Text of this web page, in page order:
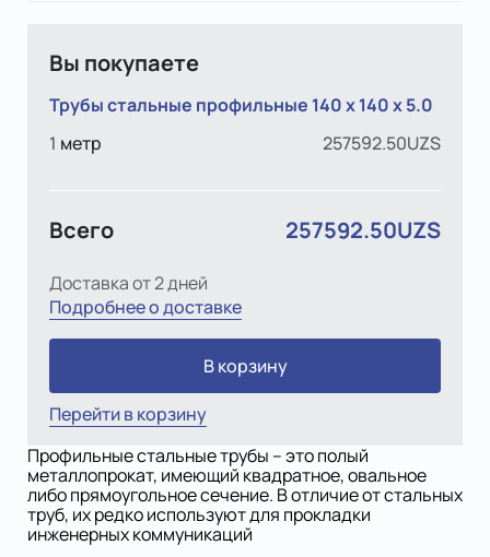
Вы покупаете
Трубы стальные профильные 140 х 140 х 5.0
1 метр 257592.50UZS
Всего 257592.50UZS
Доставка от 2 дней
Подробнее о доставке
В корзину
Перейти в корзину
Профильные стальные трубы – это полый
металлопрокат, имеющий квадратное, овальное
либо прямоугольное сечение. В отличие от стальных
труб, их редко используют для прокладки
инженерных коммуникаций